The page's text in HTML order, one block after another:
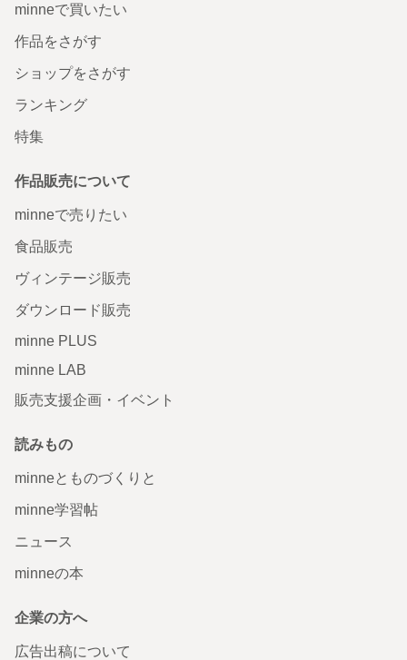
minneで買いたい
作品をさがす
ショップをさがす
ランキング
特集
作品販売について
minneで売りたい
食品販売
ヴィンテージ販売
ダウンロード販売
minne PLUS
minne LAB
販売支援企画・イベント
読みもの
minneとものづくりと
minne学習帖
ニュース
minneの本
企業の方へ
広告出稿について